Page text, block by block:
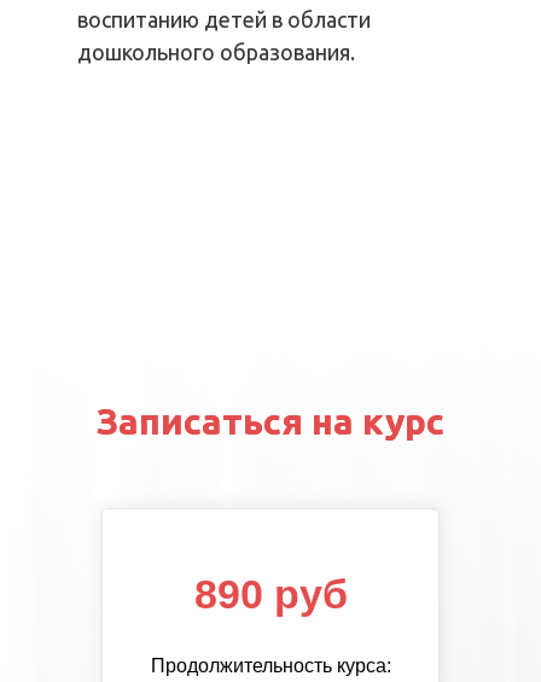
воспитанию детей в области
дошкольного образования.
Записаться на курс
Продолжительность курса:72
890 руб
Записаться на курс
Продолжительность курса:
890 руб